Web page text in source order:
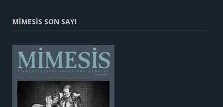
MİMESİS SON SAYI